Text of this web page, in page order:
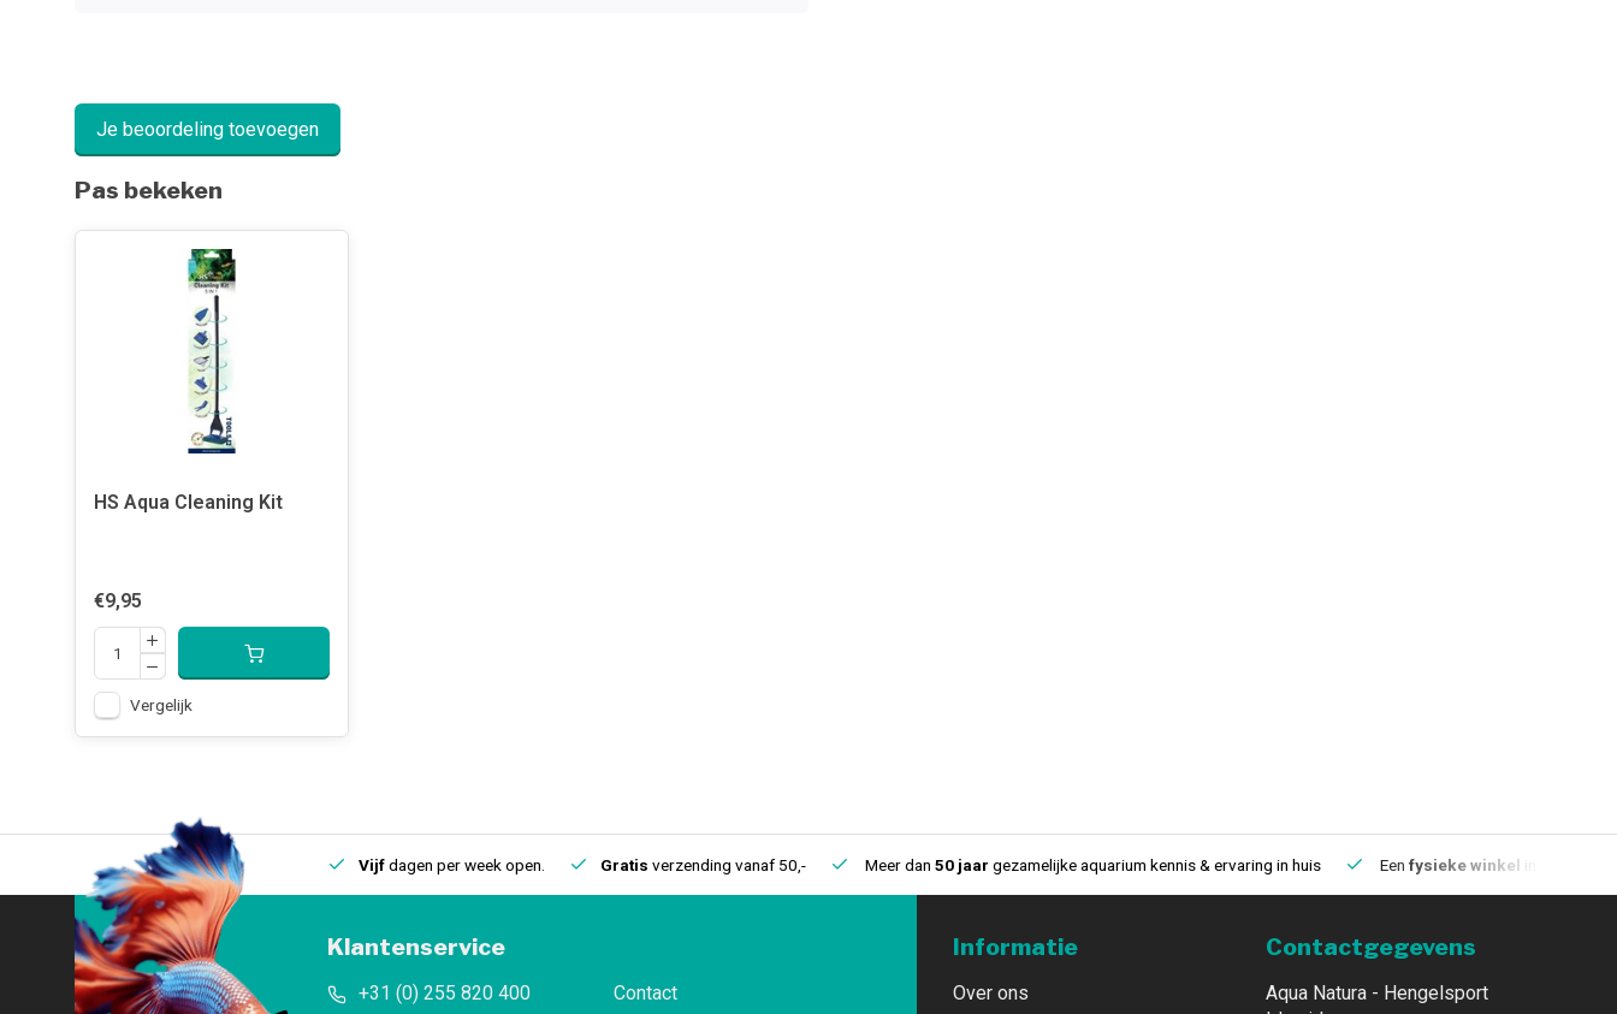
Je beoordeling toevoegen
Pas bekeken
HS Aqua Cleaning Kit
€9,95
Vergelijk
Eenfysieke winkelin IJmuiden Vijfdagen per week open. Gratis verzending vanaf 50,- Meer dan 50 jaar gezamelijke aquarium kennis & ervaring in huis Een fysieke winkel
Klantenservice
+31 (0) 255 820 400 Contact
Informatie
Over ons
Contactgegevens
Aqua Natura - Hengelsport